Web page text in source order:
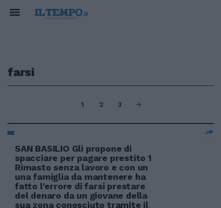
farsi
1 2 3
SAN BASILIO Gli propone di
spacciare per pagare prestito 1
Rimasto senza lavoro e con un
una famiglia da mantenere ha
fatto l'errore di farsi prestare
del denaro da un giovane della
sua zona conosciuto tramite il